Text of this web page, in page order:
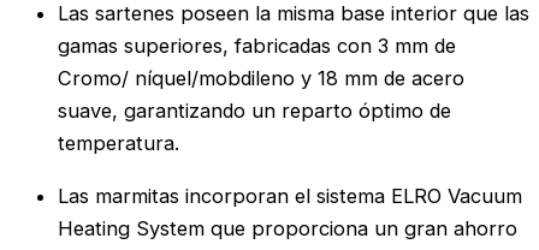
Las sartenes poseen la misma base interior que las
gamas superiores, fabricadas con 3 mm de
Cromo/ níquel/mobdileno y 18 mm de acero
suave, garantizando un reparto óptimo de
temperatura.
Las marmitas incorporan el sistema ELRO Vacuum
Heating System que proporciona un gran ahorro